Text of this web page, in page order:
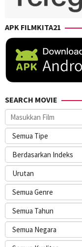
APK FILMKITA21
SEARCH MOVIE